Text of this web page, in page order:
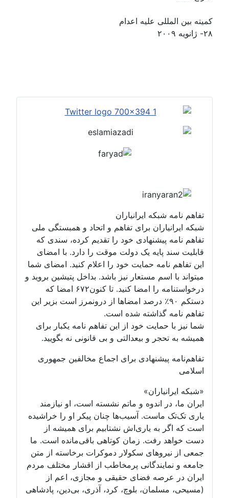
کمیته بین المللی علیه اعدام
۲۸- ژانویه ۲۰۰۹
تفاهم نامه شبکه ایرانیاران
شبکه ایرانیاران برای تفاهم و اتحاد و همبستگی ملی
تفاهم نامه پیشنهادی خود را تقدیم کرده، سندی که
قابلیت سند پایه یک دولت موقت را دارد. با امضای
این تفاهم نامه حمایت خود را اعلام کنید. امضای شما
میتواند با اسم مستعار نیز باشد. بداخل پتیشین بروید و
درخواستنامه را امضا کنید. تا کنون۶۷۲ امضا که
دستکم ۹۰٪ درصد امضاها از درونمرز است بزیر این
تفاهم نامه گذاشته شده است.
شما نیز با حمایت خود از این تفاهم نامه یکبار برای
همیشه به تحجر و بیعدالتی و بی قانونی نه بگویید.
تفاهم‌نامه پیشنهادی برای اجماع مخالفین جمهوری
اسلامی
«شبکه ایرانیاران»
ایران ما، در اندوه و ماتم نشسته است، او نیازمند
یاری تک‌تک ماست. آسیب‌ها چنان پیکر او را خراشیده
است که اگر به یاری‌اش نشتابیم برای همیشه از
دست خواهد رفت. زمان کوتاهی باقی‌مانده است. ما
جمعی از نیروهای سکولار دموکرات برخاسته از متن
جامعه و نمایندگانی پرمخاطب از اقشار مختلف مردم
ایران در عرصه فضای حقیقی و مجازی، اعم از
(مسیحی، مسلمان، بلوچ، کرد، آذری، بی‌دین، پادشاهی